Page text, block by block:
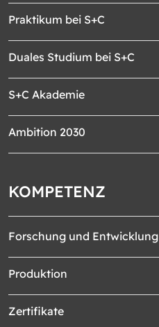
Praktikum bei S+C
Duales Studium bei S+C
S+C Akademie
Ambition 2030
KOMPETENZ
Forschung und Entwicklung
Produktion
Zertifikate